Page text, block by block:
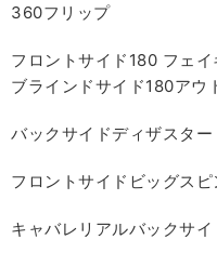
360フリップ
フロントサイド180 フェ
ブラインドサイド180アウ
バックサイドディザスター
フロントサイドビッグスピ
キャバレリアルバックサ